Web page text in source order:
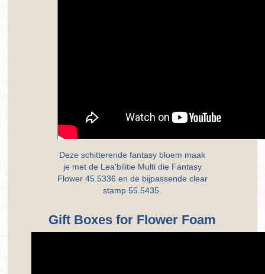
Deze schitterende fantasy bloem maak
je met de Lea'bilitie Multi die Fantasy
Flower 45.5336 en de bijpassende clear
stamp 55.5435.
Gift Boxes for Flower Foam